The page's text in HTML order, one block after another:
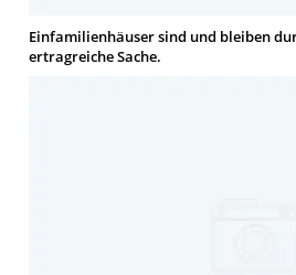
Einfamilienhäuser sind und bleiben
ertragreiche Sache.